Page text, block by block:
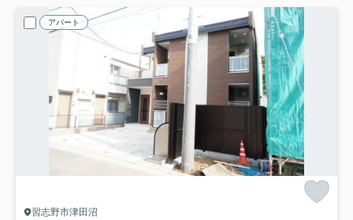
アパート
習志野市津田沼